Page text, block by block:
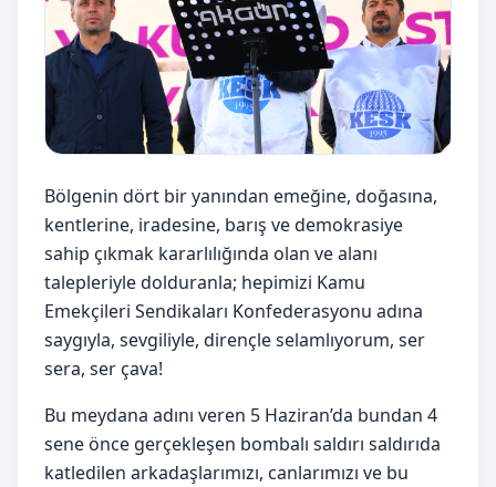
Bölgenin dört bir yanından emeğine, doğasına,
kentlerine, iradesine, barış ve demokrasiye
sahip çıkmak kararlılığında olan ve alanı
talepleriyle dolduranla; hepimizi Kamu
Emekçileri Sendikaları Konfederasyonu adına
saygıyla, sevgiliyle, dirençle selamlıyorum, ser
sera, ser çava!
Bu meydana adını veren 5 Haziran’da bundan 4
sene önce gerçekleşen bombalı saldırı saldırıda
katledilen arkadaşlarımızı, canlarımızı ve bu